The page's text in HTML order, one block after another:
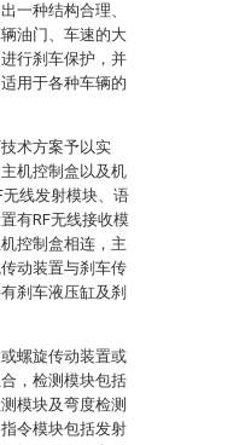
一种结构合理、
油门、车速的大
行刹车保护，并
用于各种车辆的
术方案予以实
机控制盒以及机
线发射模块、语
有RF无线接收模
控制盒相连，主
动装置与刹车传
刹车液压缸及刹
螺旋传动装置或
，检测模块包括
模块及弯度检测
令模块包括发射